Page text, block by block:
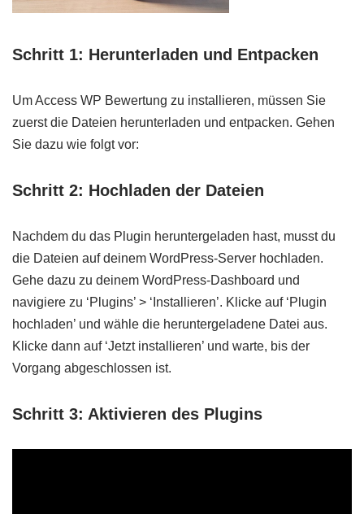
Schritt 1: Herunterladen und Entpacken
Um Access WP Bewertung zu installieren, müssen Sie
zuerst die Dateien herunterladen und entpacken. Gehen
Sie dazu wie folgt vor:
Schritt 2: Hochladen der Dateien
Nachdem du das Plugin heruntergeladen hast, musst du
die Dateien auf deinem WordPress-Server hochladen.
Gehe dazu zu deinem WordPress-Dashboard und
navigiere zu ‘Plugins’ > ‘Installieren’. Klicke auf ‘Plugin
hochladen’ und wähle die heruntergeladene Datei aus.
Klicke dann auf ‘Jetzt installieren’ und warte, bis der
Vorgang abgeschlossen ist.
Schritt 3: Aktivieren des Plugins